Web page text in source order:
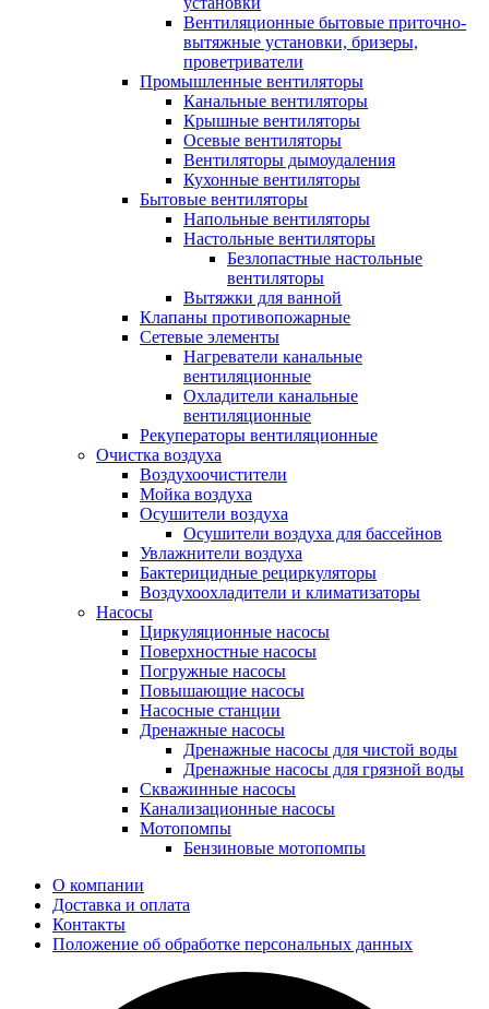
Вентиляционные бытовые приточно-
вытяжные установки, бризеры,
проветриватели
Промышленные вентиляторы
Канальные вентиляторы
Крышные вентиляторы
Осевые вентиляторы
Вентиляторы дымоудаления
Кухонные вентиляторы
Бытовые вентиляторы
Напольные вентиляторы
Настольные вентиляторы
Безлопастные настольные
вентиляторы
Вытяжки для ванной
Клапаны противопожарные
Сетевые элементы
Нагреватели канальные
вентиляционные
Охладители канальные
вентиляционные
Рекуператоры вентиляционные
Очистка воздуха
Воздухоочистители
Мойка воздуха
Осушители воздуха
Осушители воздуха для бассейнов
Увлажнители воздуха
Бактерицидные рециркуляторы
Воздухоохладители и климатизаторы
Насосы
Циркуляционные насосы
Поверхностные насосы
Погружные насосы
Повышающие насосы
Насосные станции
Дренажные насосы
Дренажные насосы для чистой воды
Дренажные насосы для грязной воды
Скважинные насосы
Канализационные насосы
Мотопомпы
Бензиновые мотопомпы
О компании
Доставка и оплата
Контакты
Положение об обработке персональных данных